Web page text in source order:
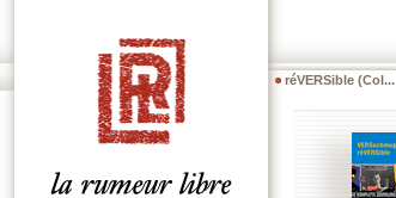
réVERSible (Col...